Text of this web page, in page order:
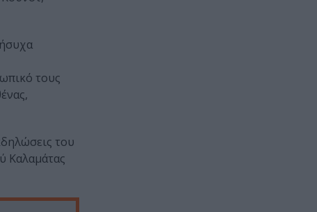
τους
του
Καλαμάτας